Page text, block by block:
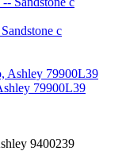
с
79900L39
9400239